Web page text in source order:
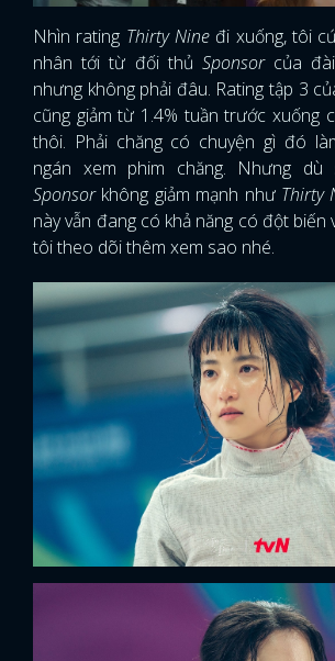
Nhìn rating Thirty Nineđi xuống, tôi
nhân tới từ đối thủ Sponsorcủa
nhưng không phải đâu. Rating tập 3
cũng giảm từ 1.4% tuần trước xuống
thôi. Phải chăng có chuyện gì đó
ngán xem phim chăng. Nhưng dù
Sponsor không giảm mạnh như Thirty
này vẫn đang có khả năng có đột biến
tôi theo dõi thêm xem sao nhé.